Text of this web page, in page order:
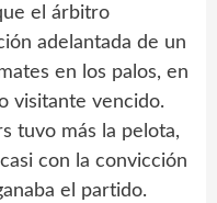
el árbitro
adelantada de un
en los palos, en
visitante vencido.
tuvo más la pelota,
con la convicción
el partido.